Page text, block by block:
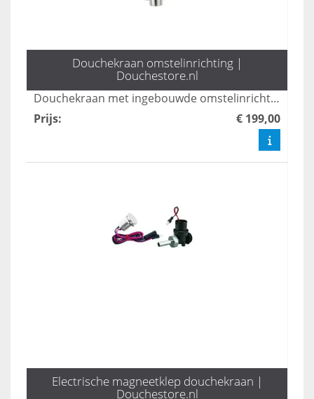
Douchekraan omstelinrichting |
Douchestore.nl
Douchekraan met ingebouwde omstelinrichting voor het switchen van handdouche naar regendouche en omgekeerd.
Prijs: € 199,00
Electrische magneetklep douchekraan |
Douchestore.nl